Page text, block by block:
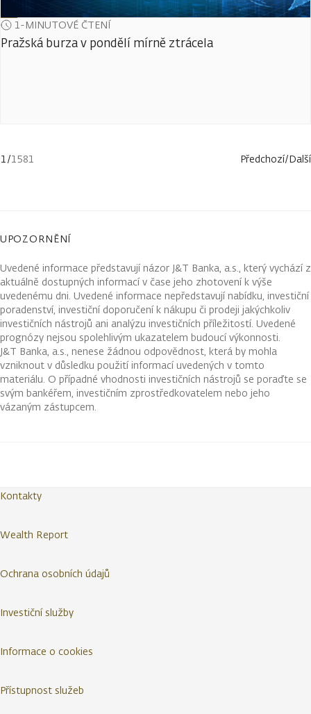
1-MINUTOVÉ ČTENÍ
Pražská burza v pondělí mírně ztrácela
1/1581 Předchozí/Další
UPOZORNĚNÍ
Uvedené informace představují názor J&T Banka, a.s., který vychází z
aktuálně dostupných informací v čase jeho zhotovení k výše
uvedenému dni. Uvedené informace nepředstavují nabídku, investiční
poradenství, investiční doporučení k nákupu či prodeji jakýchkoliv
investičních nástrojů ani analýzu investičních příležitostí. Uvedené
prognózy nejsou spolehlivým ukazatelem budoucí výkonnosti.
J&T Banka, a.s., nenese žádnou odpovědnost, která by mohla
vzniknout v důsledku použití informací uvedených v tomto
materiálu. O případné vhodnosti investičních nástrojů se poraďte se
svým bankéřem, investičním zprostředkovatelem nebo jeho
vázaným zástupcem.
Kontakty
Wealth Report
Ochrana osobních údajů
Investiční služby
Informace o cookies
Přístupnost služeb